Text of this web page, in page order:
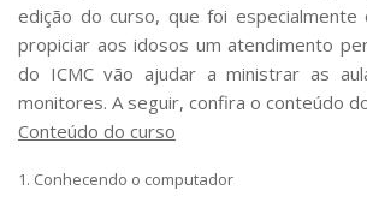
edição do curso, que foi especialmente
propiciar aos idosos um atendimento
do ICMC vão ajudar a ministrar as
monitores. A seguir, confira o conteúdo
Conteúdo do curso
1. Conhecendo o computador